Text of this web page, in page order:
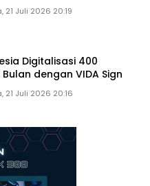
21 Juli 2026 20:19
Digitalisasi 400
dengan VIDA Sign
21 Juli 2026 20:16